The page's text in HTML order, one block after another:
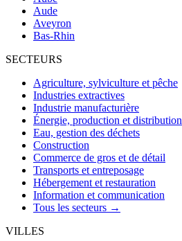
Aude
Aveyron
Bas-Rhin
SECTEURS
Agriculture, sylviculture et pêche
Industries extractives
Industrie manufacturière
Énergie, production et distribution
Eau, gestion des déchets
Construction
Commerce de gros et de détail
Transports et entreposage
Hébergement et restauration
Information et communication
Tous les secteurs →
VILLES